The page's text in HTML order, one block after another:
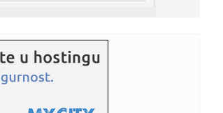
veliku potražnju širom sveta, akcije porasle